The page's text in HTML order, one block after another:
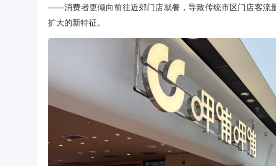
——消费者更倾向前往近郊门店就餐，导致传统市区门店客流
扩大的新特征。